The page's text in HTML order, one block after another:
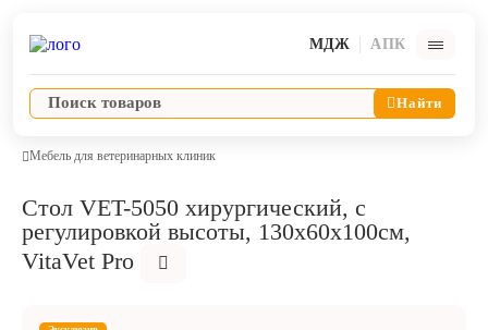
МДЖ АПК
Найти
Ветпрепараты
Мебель для ветеринарных клиник
Стол VET-5050 хирургический, с
регулировкой высоты, 130х60х100см,
VitaVet Pro